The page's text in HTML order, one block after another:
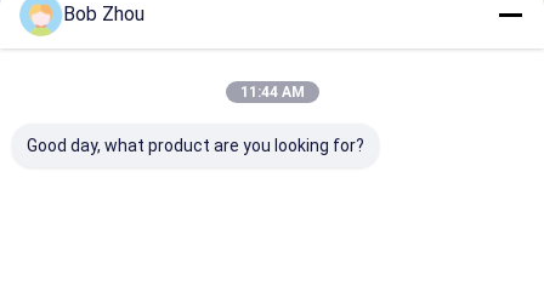
Rekomendasi Produk
Bob Zhou
11:44 AM
Good day, what product are you looking for?